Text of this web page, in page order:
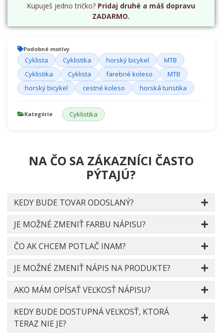
Kupuješ jedno tričko? Pridaj druhé a máš dopravu
ZADARMO.
Podobné motívy
Cyklista Cyklistika horský bicykel
MTB
Cyklistika
Cyklista farebné koleso
MTB
horský bicykel
cestné koleso horská turistika
Kategórie Cyklistika
NA ČO SA ZÁKAZNÍCI ČASTO
PÝTAJÚ?
KEDY BUDE TOVAR ODOSLANÝ?
JE MOŽNÉ ZMENIŤ FARBU NÁPISU?
ČO AK CHCEM POTLAČ INAM?
JE MOŽNÉ ZMENIŤ NÁPIS NA PRODUKTE?
AKO MÁM OPÍSAŤ VEĽKOSŤ NÁPISU?
KEDY BUDE DOSTUPNÁ VEĽKOSŤ, KTORÁ
TERAZ NIE JE?